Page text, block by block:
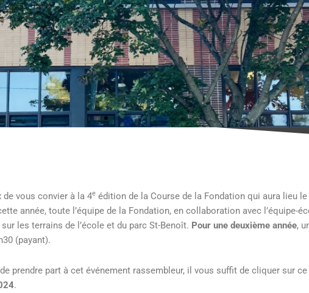
vous convier à la 4eédition de la Course de la Fondation qui aura lieu
année, toute l’équipe de la Fondation, en collaboration avec l’équipe-
les terrains de l’école et du parc St-Benoît. Pour une deuxième année,
(payant).
prendre part à cet événement rassembleur, il vous suffit de cliquer sur ce
.